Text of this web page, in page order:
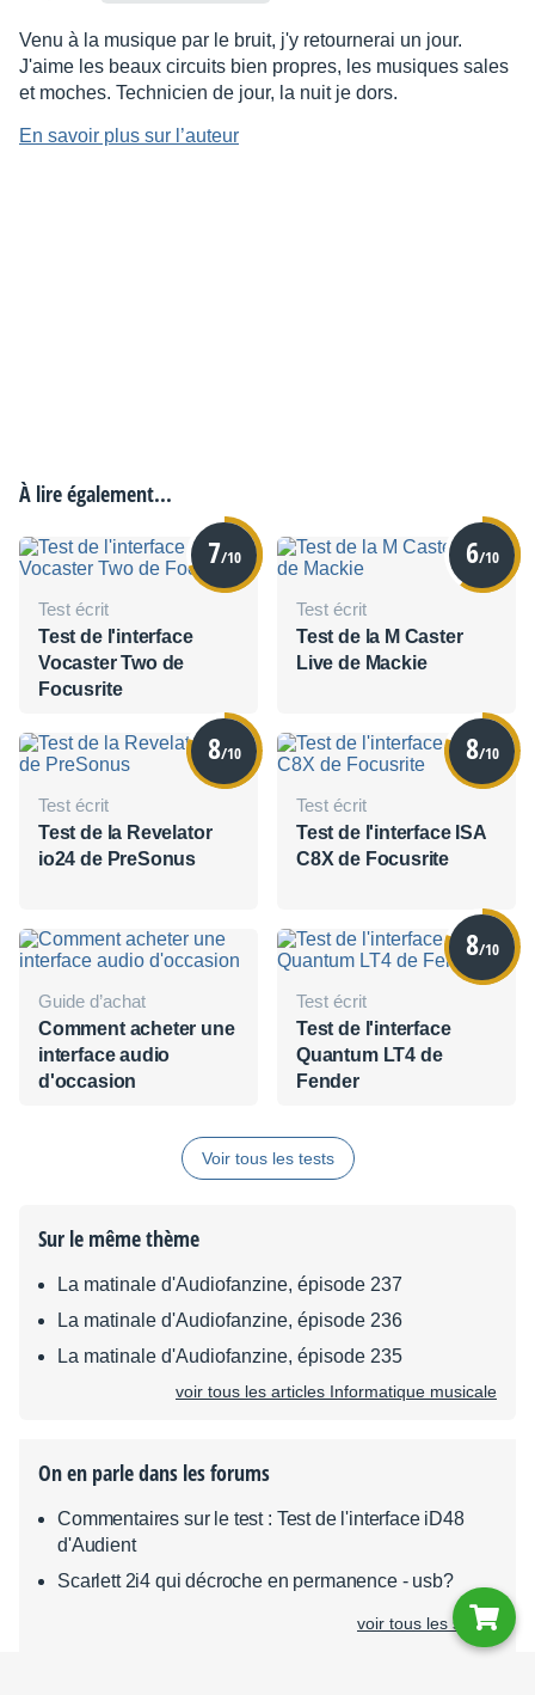
Venu à la musique par le bruit, j'y retournerai un jour.
J'aime les beaux circuits bien propres, les musiques sales
et moches. Technicien de jour, la nuit je dors.
En savoir plus sur l’auteur
À lire également...
7/10
Test écrit
Test de l'interface
Vocaster Two de
Focusrite
6/10
Test écrit
Test de la M Caster
Live de Mackie
8/10
Test écrit
Test de la Revelator
io24 de PreSonus
8/10
Test écrit
Test de l'interface ISA
C8X de Focusrite
Guide d’achat
Comment acheter une
interface audio
d'occasion
8/10
Test écrit
Test de l'interface
Quantum LT4 de
Fender
Voir tous les tests
Sur le même thème
La matinale d'Audiofanzine, épisode 237
La matinale d'Audiofanzine, épisode 236
La matinale d'Audiofanzine, épisode 235
voir tous les articles Informatique musicale
On en parle dans les forums
Commentaires sur le test : Test de l'interface iD48
d'Audient
Scarlett 2i4 qui décroche en permanence - usb?
voir tous les sujets